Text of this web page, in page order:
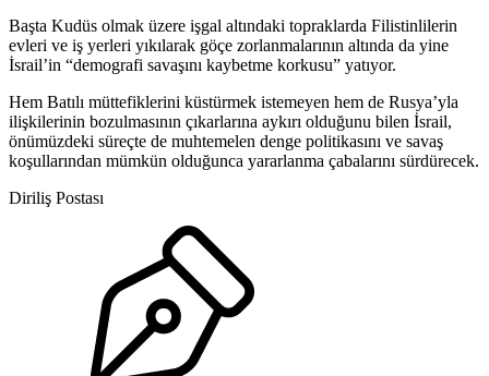
Başta Kudüs olmak üzere işgal altındaki topraklarda Filistinlilerin
evleri ve iş yerleri yıkılarak göçe zorlanmalarının altında da yine
İsrail’in “demografi savaşını kaybetme korkusu” yatıyor.
Hem Batılı müttefiklerini küstürmek istemeyen hem de Rusya’yla
ilişkilerinin bozulmasının çıkarlarına aykırı olduğunu bilen İsrail,
önümüzdeki süreçte de muhtemelen denge politikasını ve savaş
koşullarından mümkün olduğunca yararlanma çabalarını sürdürecek.
Diriliş Postası